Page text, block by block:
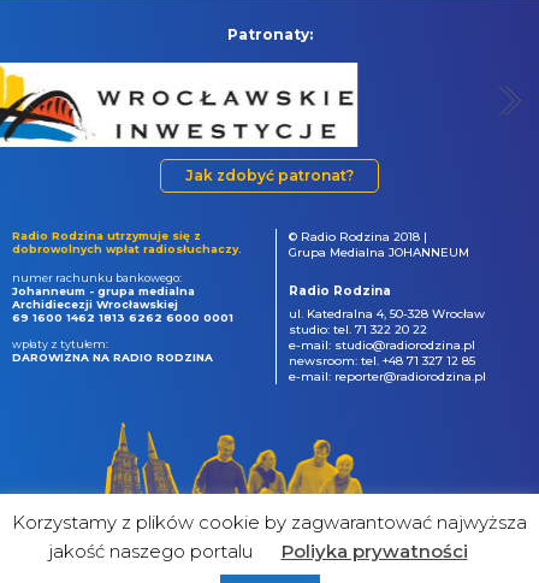
Patronaty:
Jak zdobyć patronat?
Radio Rodzina utrzymuje się z
dobrowolnych wpłat radiosłuchaczy.
numer rachunku bankowego:
Johanneum - grupa medialna
Archidiecezji Wrocławskiej
69 1600 1462 1813 6262 6000 0001
wpłaty z tytułem:
DAROWIZNA NA RADIO RODZINA
© Radio Rodzina 2018 |
Grupa Medialna JOHANNEUM
Radio Rodzina
ul. Katedralna 4, 50-328 Wrocław
studio: tel. 71 322 20 22
e-mail: studio@radiorodzina.pl
newsroom: tel. +48 71 327 12 85
e-mail: reporter@radiorodzina.pl
Korzystamy z plików cookie by zagwarantować najwyższa
jakość naszego portalu
Poliyka prywatności